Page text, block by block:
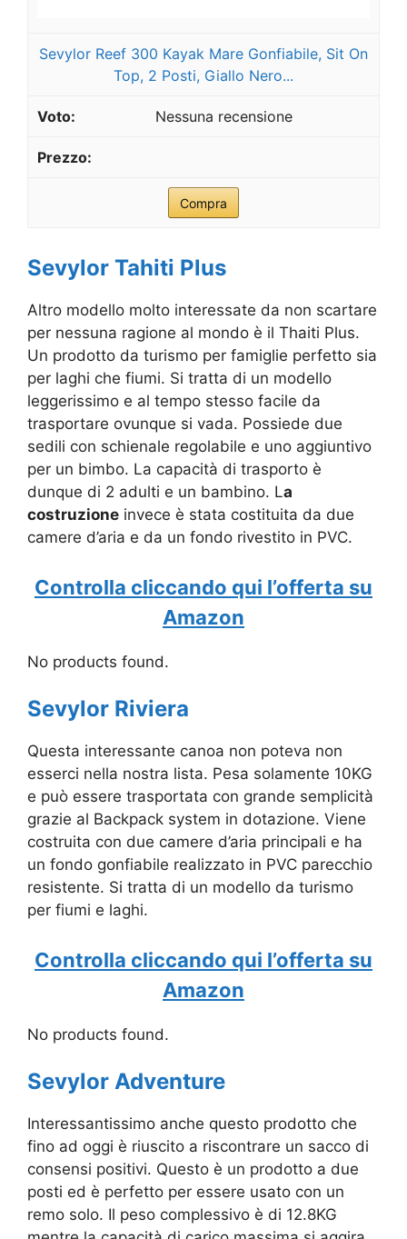
Sevylor Reef 300 Kayak Mare Gonfiabile, Sit On
Top, 2 Posti, Giallo Nero...
Nessuna recensione
Compra
Sevylor Tahiti Plus
Altro modello molto interessate da non scartare
per nessuna ragione al mondo è il Thaiti Plus.
Un prodotto da turismo per famiglie perfetto sia
per laghi che fiumi. Si tratta di un modello
leggerissimo e al tempo stesso facile da
trasportare ovunque si vada. Possiede due
sedili con schienale regolabile e uno aggiuntivo
per un bimbo. La capacità di trasporto è
dunque di 2 adulti e un bambino. La
costruzione invece è stata costituita da due
camere d’aria e da un fondo rivestito in PVC.
Controlla cliccando qui l’offerta su
Amazon
No products found.
Sevylor Riviera
Questa interessante canoa non poteva non
esserci nella nostra lista. Pesa solamente 10KG
e può essere trasportata con grande semplicità
grazie al Backpack system in dotazione. Viene
costruita con due camere d’aria principali e ha
un fondo gonfiabile realizzato in PVC parecchio
resistente. Si tratta di un modello da turismo
per fiumi e laghi.
Controlla cliccando qui l’offerta su
Amazon
No products found.
Sevylor Adventure
Interessantissimo anche questo prodotto che
fino ad oggi è riuscito a riscontrare un sacco di
consensi positivi. Questo è un prodotto a due
posti ed è perfetto per essere usato con un
remo solo. Il peso complessivo è di 12.8KG